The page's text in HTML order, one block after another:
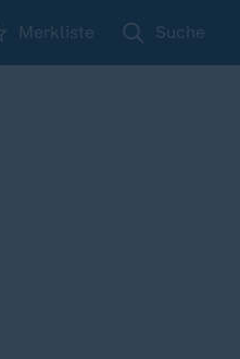
Merkliste Suche